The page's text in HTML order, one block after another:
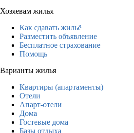
Хозяевам жилья
Как сдавать жильё
Разместить объявление
Бесплатное страхование
Помощь
Варианты жилья
Квартиры (апартаменты)
Отели
Апарт-отели
Дома
Гостевые дома
Базы отдыха